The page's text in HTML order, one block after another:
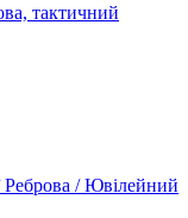
тактичний
/ Ювілейний